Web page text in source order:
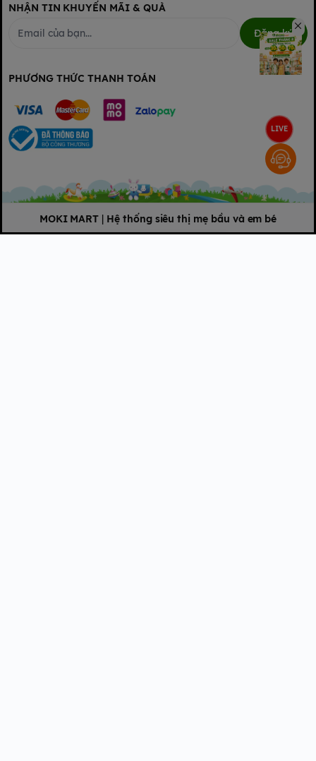
NHẬN TIN KHUYẾN MÃI & QUÀ
Đăng ký
PHƯƠNG THỨC THANH TOÁN
MOKI MART | Hệ thống siêu thị mẹ bầu và em bé
LIVE